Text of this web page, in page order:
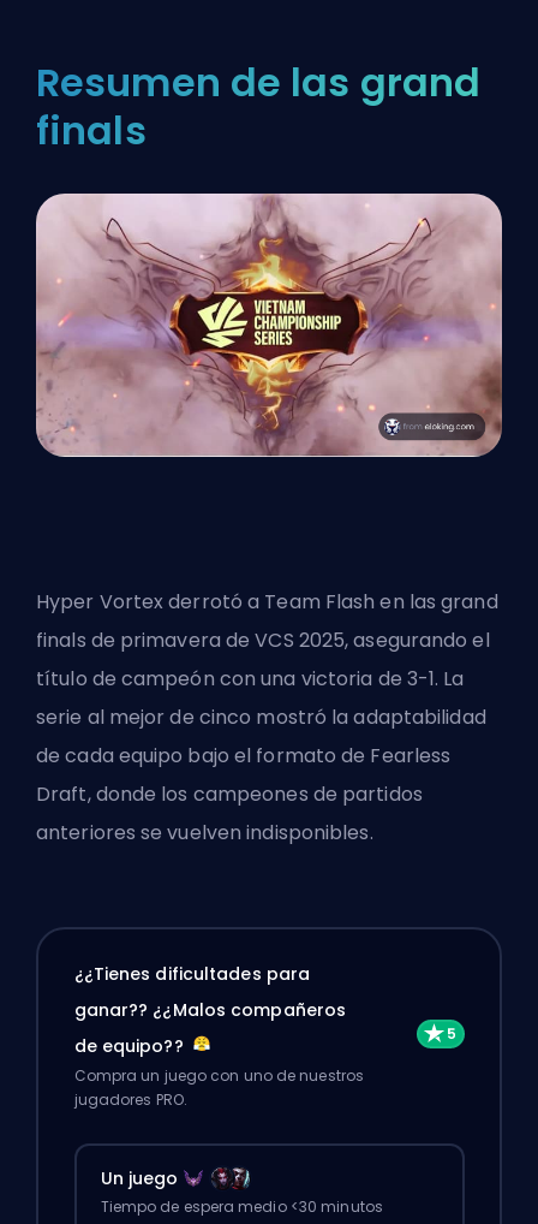
Resumen de las grand
finals
Hyper Vortex derrotó a Team Flash en las grand
finals de primavera de VCS 2025, asegurando el
título de campeón con una victoria de 3-1. La
serie al mejor de cinco mostró la adaptabilidad
de cada equipo bajo el formato de Fearless
Draft, donde los campeones de partidos
anteriores se vuelven indisponibles.
¿¿Tienes dificultades para
ganar?? ¿¿Malos compañeros
de equipo??
Compra un juego con uno de nuestros
jugadores PRO.
Un juego
Tiempo de espera medio <30 minutos